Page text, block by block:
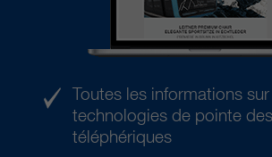
Toutes les informations
technologies de pointe des
téléphériques